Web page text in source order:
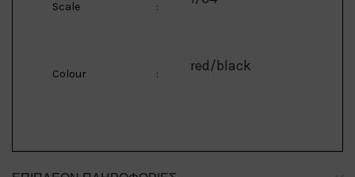
Scale :
Colour : red/black